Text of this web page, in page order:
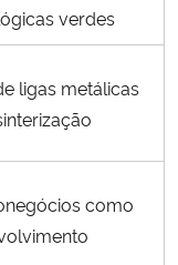
verdes
ligas metálicas
como